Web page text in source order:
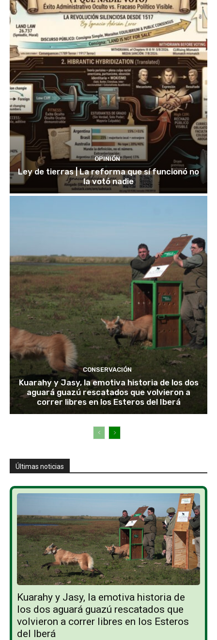
OPINIÓN
Ley de tierras | La reforma que sí funcionó no
la votó nadie
CONSERVACIÓN
Kuarahy y Jasy, la emotiva historia de los dos
aguará guazú rescatados que volvieron a
correr libres en los Esteros del Iberá
Últimas noticias
Kuarahy y Jasy, la emotiva historia de
los dos aguará guazú rescatados que
volvieron a correr libres en los Esteros
del Iberá